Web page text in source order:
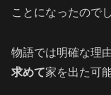
ことになったので
物語では明確な理
求めて家を出た可